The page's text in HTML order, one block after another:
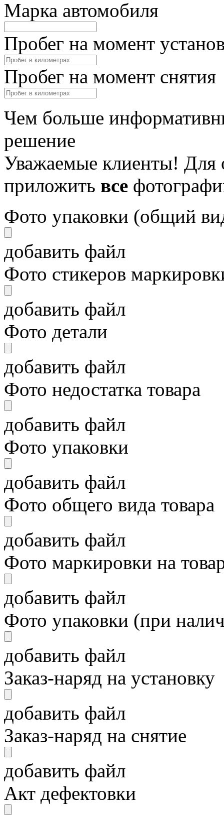
Марка автомобиля
Пробег на момент
Пробег на момент снятия
Чем больше
решение
Уважаемые клиенты! Для
приложить все
Фото упаковки (общий
добавить файл
Фото стикеров
добавить файл
Фото детали
добавить файл
Фото недостатка товара
добавить файл
Фото упаковки
добавить файл
Фото общего вида товара
добавить файл
Фото маркировки на
добавить файл
Фото упаковки (при
добавить файл
Заказ-наряд на установку
добавить файл
Заказ-наряд на снятие
добавить файл
Акт дефектовки